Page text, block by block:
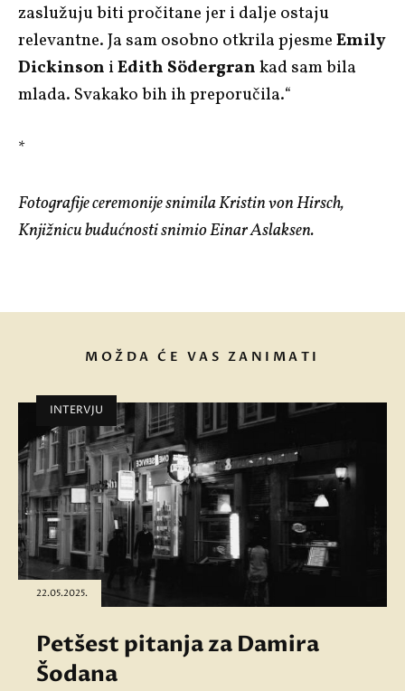
zaslužuju biti pročitane jer i dalje ostaju
relevantne. Ja sam osobno otkrila pjesmeEmily
Dickinson iEdith Södergrankad sam bila
mlada. Svakako bih ih preporučila.“
*
Fotografije ceremonije snimila Kristin von Hirsch,
Knjižnicu budućnosti snimio Einar Aslaksen.
MOŽDA ĆE VAS ZANIMATI
INTERVJU
22.05.2025.
Petšest pitanja za Damira
Šodana